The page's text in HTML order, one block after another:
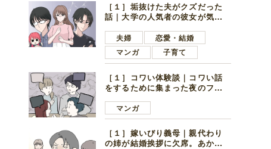
［１］垢抜けた夫がクズだった
話｜大学の人気者の彼女が気に
子学生
夫婦
恋愛・結婚
マンガ
子育て
［１］コワい体験談｜コワい話
をするために集まった夜のファ
好きの男の子ママ
マンガ
［１］嫁いびり義母｜親代わり
の姉が結婚挨拶に欠席。あから